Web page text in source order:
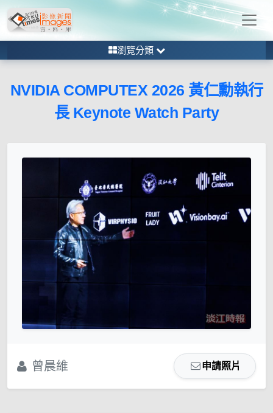
瀏覽分類
NVIDIA COMPUTEX 2026 黃仁勳執行
長 Keynote Watch Party
曾晨維 申請照片